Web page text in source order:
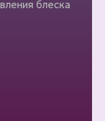
блеска